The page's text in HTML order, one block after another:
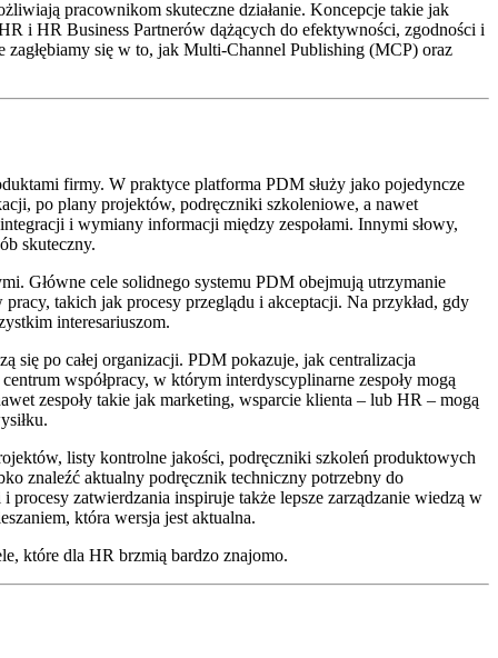
pracownikom skuteczne działanie. Koncepcje takie jak
i HR Business Partnerów dążących do efektywności, zgodności i
się w to, jak Multi-Channel Publishing (MCP) oraz
firmy. W praktyce platforma PDM służy jako pojedyncze
po plany projektów, podręczniki szkoleniowe, a nawet
i wymiany informacji między zespołami. Innymi słowy,
skuteczny.
Główne cele solidnego systemu PDM obejmują utrzymanie
takich jak procesy przeglądu i akceptacji. Na przykład, gdy
interesariuszom.
po całej organizacji. PDM pokazuje, jak centralizacja
współpracy, w którym interdyscyplinarne zespoły mogą
zespoły takie jak marketing, wsparcie klienta – lub HR – mogą
listy kontrolne jakości, podręczniki szkoleń produktowych
znaleźć aktualny podręcznik techniczny potrzebny do
zatwierdzania inspiruje także lepsze zarządzanie wiedzą w
która wersja jest aktualna.
które dla HR brzmią bardzo znajomo.